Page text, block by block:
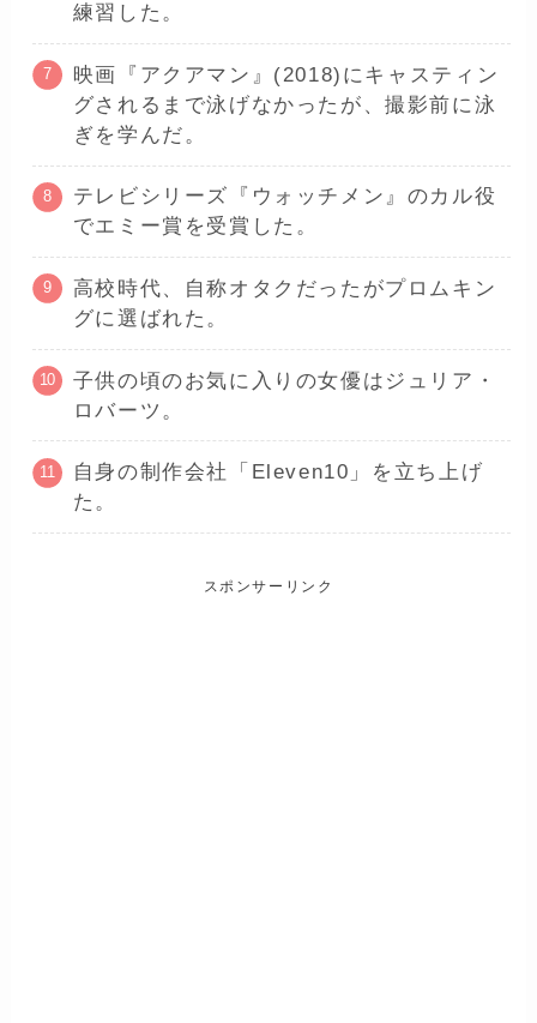
練習した。
映画『アクアマン』(2018)にキャスティン
グされるまで泳げなかったが、撮影前に泳
ぎを学んだ。
テレビシリーズ『ウォッチメン』のカル役
でエミー賞を受賞した。
高校時代、自称オタクだったがプロムキン
グに選ばれた。
子供の頃のお気に入りの女優はジュリア・
ロバーツ。
自身の制作会社「Eleven10」を立ち上げ
た。
スポンサーリンク